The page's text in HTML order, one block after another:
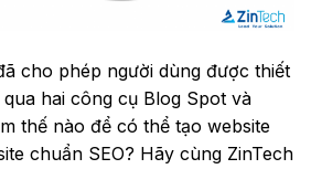
cho phép người dùng được thiết
hai công cụ Blog Spot và
thế nào để có thể tạo website
chuẩn SEO? Hãy cùng ZinTech